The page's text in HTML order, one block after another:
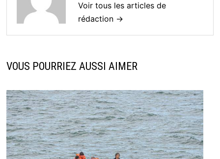
Voir tous les articles de
rédaction →
VOUS POURRIEZ AUSSI AIMER